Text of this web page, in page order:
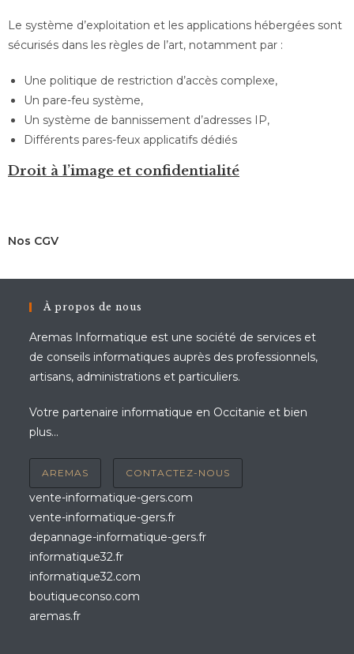
Le système d’exploitation et les applications hébergées sont
sécurisés dans les règles de l’art, notamment par :
Une politique de restriction d’accès complexe,
Un pare-feu système,
Un système de bannissement d’adresses IP,
Différents pares-feux applicatifs dédiés
Droit à l’image et confidentialité
Nos CGV
À propos de nous
Aremas Informatique est une société de services et
de conseils informatiques auprès des professionnels,
artisans, administrations et particuliers.
Votre partenaire informatique en Occitanie et bien
plus...
AREMAS CONTACTEZ-NOUS
vente-informatique-gers.com
vente-informatique-gers.fr
depannage-informatique-gers.fr
informatique32.fr
informatique32.com
boutiqueconso.com
aremas.fr